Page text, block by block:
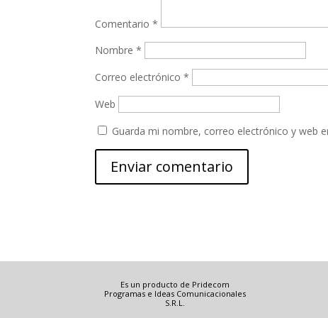
Comentario*
Nombre*
Correo electrónico*
Web
Guarda mi nombre, correo electrónico y web
Es un producto de Pridecom
Programas e Ideas Comunicacionales
S.R.L.